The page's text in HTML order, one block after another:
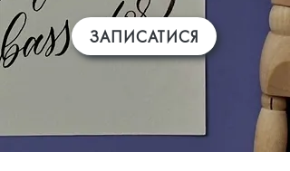
ЗАПИСАТИСЯ